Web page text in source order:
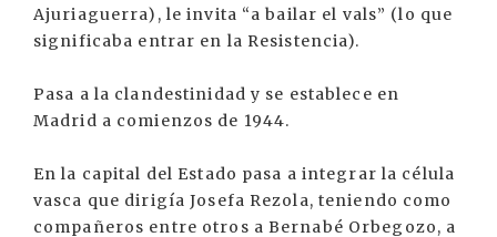
Ajuriaguerra), le invita “a bailar el vals” (lo que
significaba entrar en la Resistencia).
Pasa a la clandestinidad y se establece en
Madrid a comienzos de 1944.
En la capital del Estado pasa a integrar la célula
vasca que dirigía Josefa Rezola, teniendo como
compañeros entre otros a Bernabé Orbegozo, a